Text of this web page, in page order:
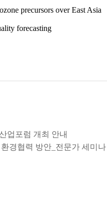
precursors over East Asia
forecasting
업포럼 개최 안내
경협력 방안_전문가 세미나